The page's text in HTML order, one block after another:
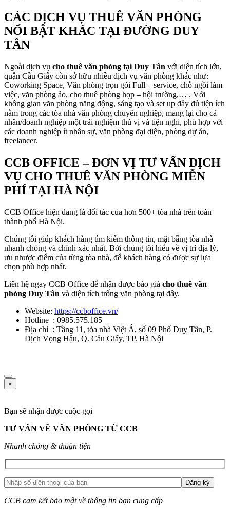
CÁC DỊCH VỤ THUÊ VĂN PHÒNG
NỔI BẬT KHÁC TẠI ĐƯỜNG DUY
TÂN
Ngoài dịch vụ cho thuê văn phòng tại Duy Tân với diện tích lớn,
quận Cầu Giấy còn sở hữu nhiều dịch vụ văn phòng khác như:
Coworking Space, Văn phòng trọn gói Full – service, chỗ ngồi làm
việc, văn phòng ảo, cho thuê phòng họp – hội trường,… . Với
không gian văn phòng năng động, sáng tạo và set up đầy đủ tiện ích
nằm trong các tòa nhà văn phòng chuyên nghiệp, mang lại cho cá
nhân/doanh nghiệp một trải nghiệm thú vị và tiện nghi, phù hợp với
các doanh nghiệp ít nhân sự, văn phòng đại diện, phòng dự án,
freelancer.
CCB OFFICE – ĐƠN VỊ TƯ VẤN DỊCH
VỤ CHO THUÊ VĂN PHÒNG MIỄN
PHÍ TẠI HÀ NỘI
CCB Office hiện đang là đối tác của hơn 500+ tòa nhà trên toàn
thành phố Hà Nội.
Chúng tôi giúp khách hàng tìm kiếm thông tin, mặt bằng tòa nhà
nhanh chóng và chính xác nhất. Bởi chúng tôi hiểu về vị trí địa lý,
ưu nhược điểm của từng tòa nhà, để khách hàng có được sự lựa
chọn phù hợp nhất.
Liên hệ ngay CCB Office để nhận được báo giá cho thuê văn
phòng Duy Tân và diện tích trống văn phòng tại đây.
Website: https://ccboffice.vn/
Hotline : 0985.575.185
Địa chỉ : Tầng 11, tòa nhà Việt Á, số 09 Phố Duy Tân, P.
Dịch Vọng Hậu, Q. Cầu Giấy, TP. Hà Nội
×
Bạn sẽ nhận được cuộc gọi
TƯ VẤN VỀ VĂN PHÒNG TỪ CCB
Nhanh chóng & thuận tiện
CCB cam kết bảo mật về thông tin bạn cung cấp